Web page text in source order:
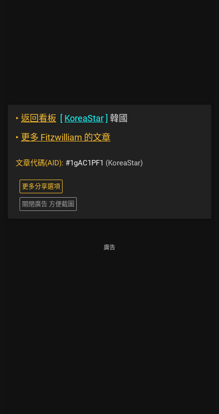
‣ 返回看板 [ KoreaStar] 韓國
‣ 更多 Fitzwilliam 的文章
文章代碼(AID): #1gAC1PF1 (KoreaStar)
更多分享選項
關閉廣告 方便截圖
廣告